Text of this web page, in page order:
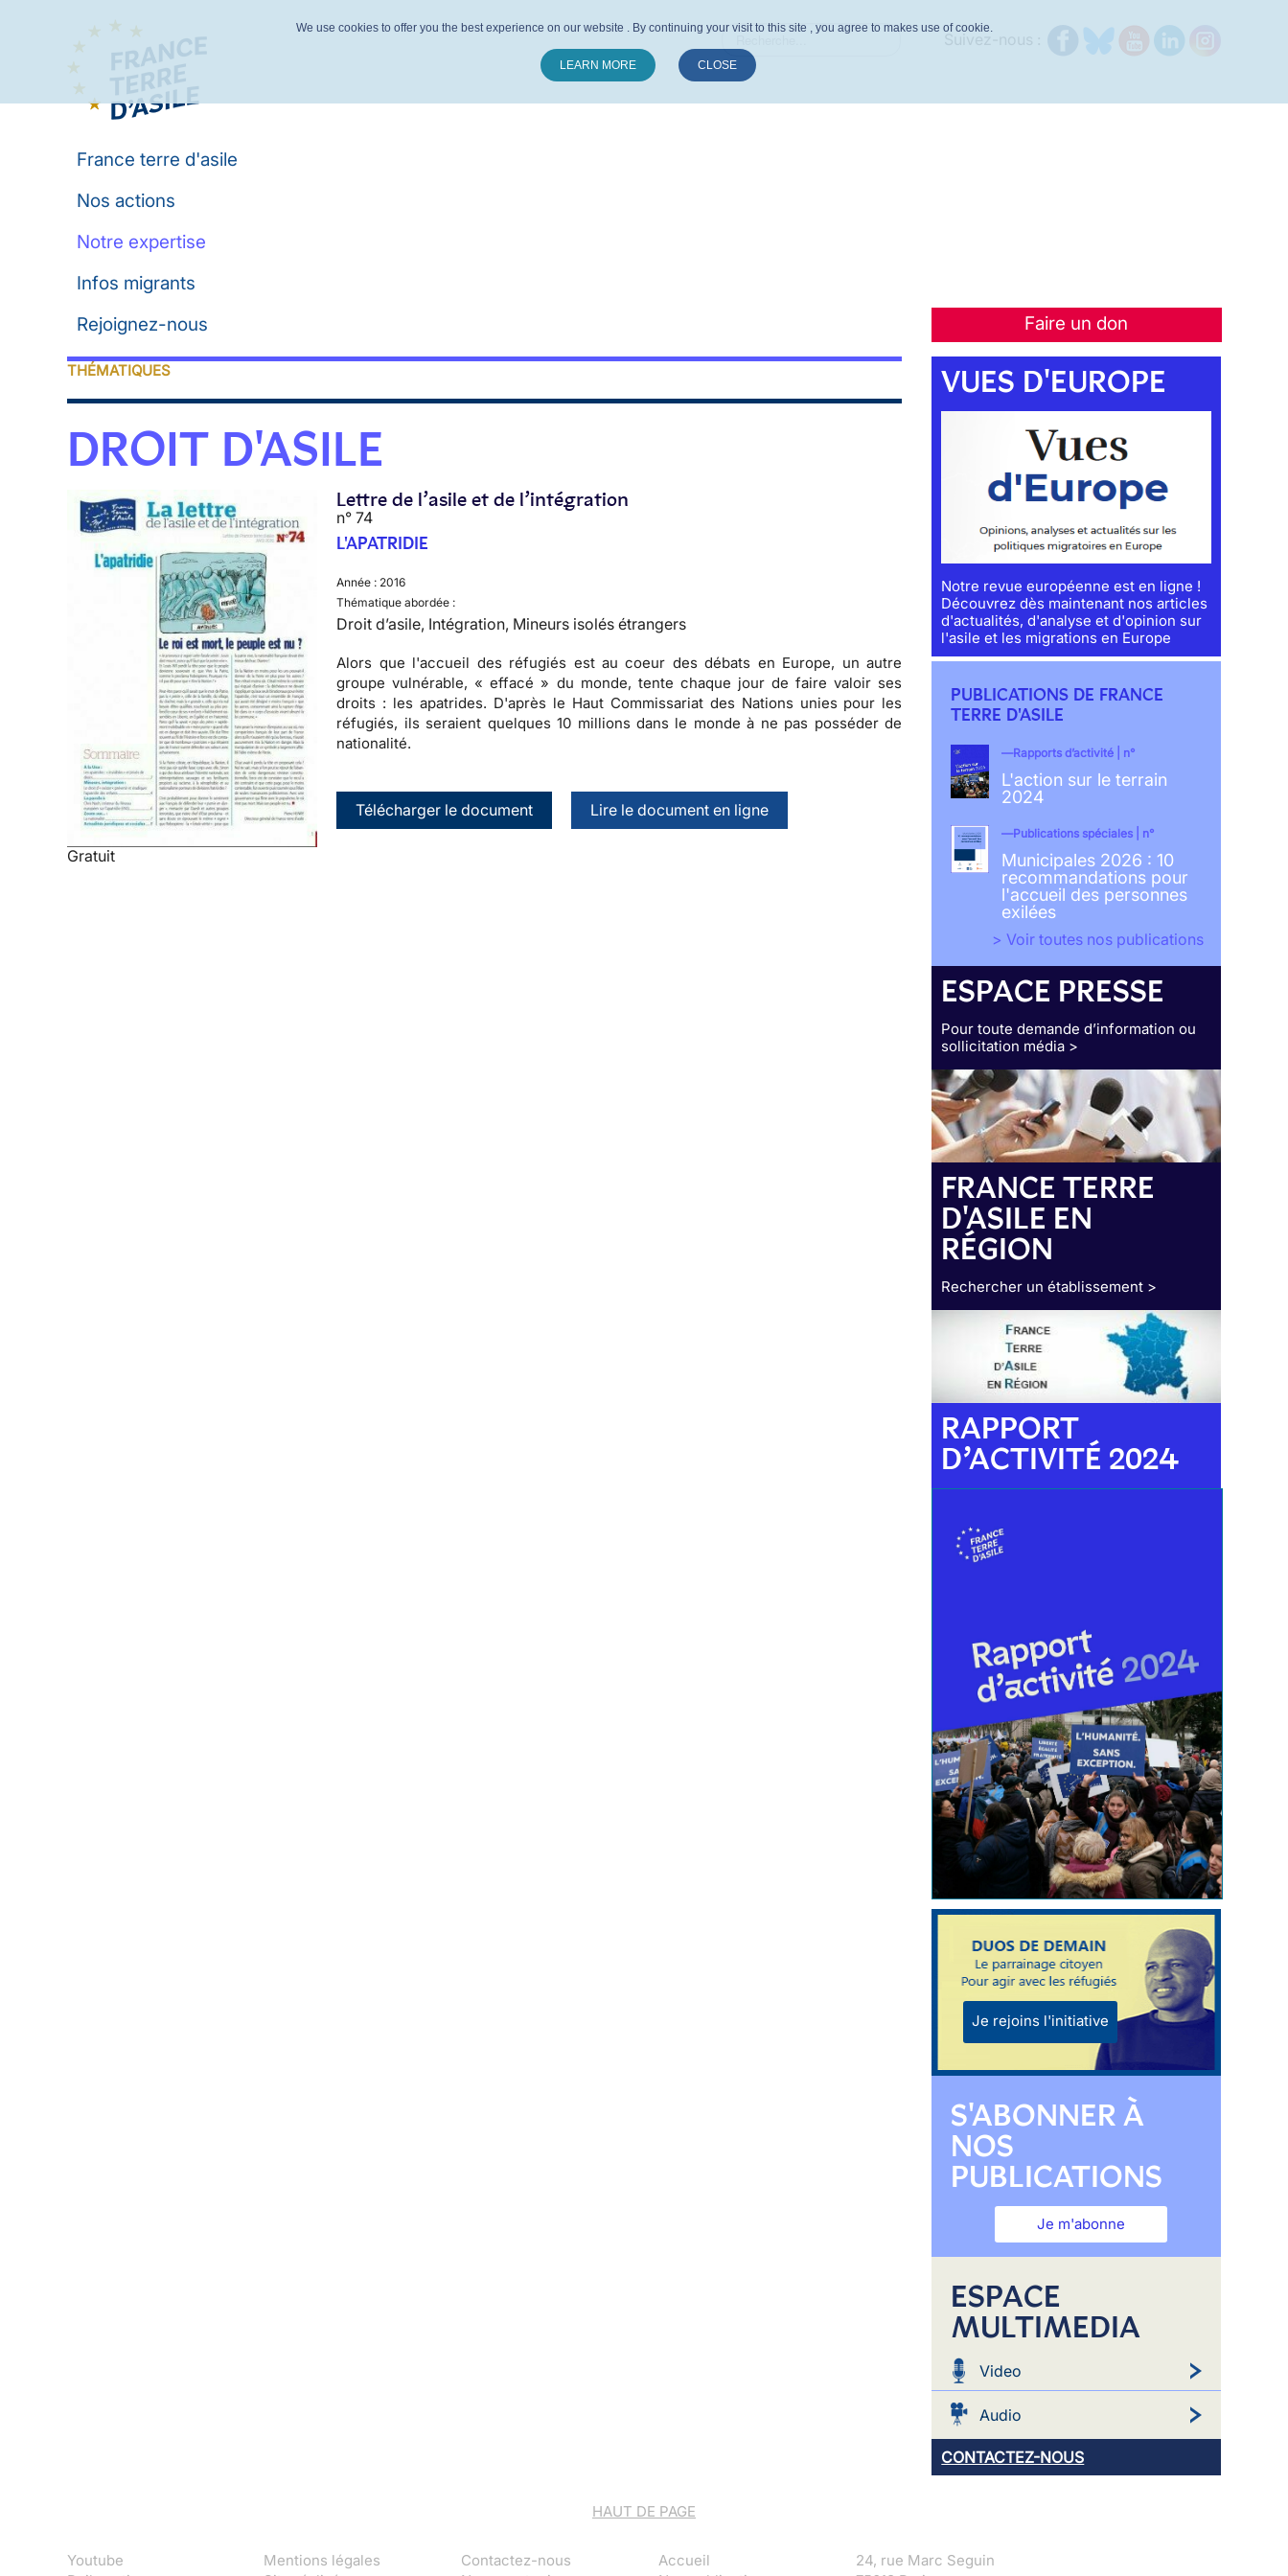
France terre d'asile
Nos actions
Notre expertise
Infos migrants
Faire un don
Rejoignez-nous
THÉMATIQUES
DROIT D'ASILE
Gratuit
Lettre de l’asile et de l’intégration
n° 74
L'APATRIDIE
Année : 2016
Thématique abordée :
Droit d’asile, Intégration, Mineurs isolés étrangers
Alors que l'accueil des réfugiés est au coeur des débats en Europe, un autre
groupe vulnérable, « effacé » du monde, tente chaque jour de faire valoir ses
droits : les apatrides. D'après le Haut Commissariat des Nations unies pour les
réfugiés, ils seraient quelques 10 millions dans le monde à ne pas posséder de
nationalité.
Télécharger le document Lire le document en ligne
VUES D'EUROPE
Notre revue européenne est en ligne !
Découvrez dès maintenant nos articles
d'actualités, d'analyse et d'opinion sur
l'asile et les migrations en Europe
PUBLICATIONS DE FRANCE
TERRE D'ASILE
Rapports d’activité | n°
L'action sur le terrain
2024
Publications spéciales | n°
Municipales 2026 : 10
recommandations pour
l'accueil des personnes
exilées
> Voir toutes nos publications
ESPACE PRESSE
Pour toute demande d’information ou
sollicitation média >
FRANCE TERRE
D'ASILE EN
RÉGION
Rechercher un établissement >
RAPPORT
D’ACTIVITÉ 2024
Je rejoins l'initiative
S'ABONNER À
NOS
PUBLICATIONS
Je m'abonne
ESPACE
MULTIMEDIA
Video
Audio
CONTACTEZ-NOUS
HAUT DE PAGE
Youtube
Mentions légales
Contactez-nous
Accueil
24, rue Marc Seguin
We use cookies to offer you the best experience on our website . By continuing your visit to this site , you agree to makes use of cookie.
LEARN MORE CLOSE